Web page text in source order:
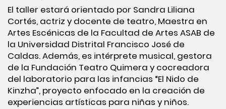
El taller estará orientado por Sandra Liliana
Cortés, actriz y docente de teatro, Maestra en
Artes Escénicas de la Facultad de Artes ASAB de
la Universidad Distrital Francisco José de
Caldas. Además, es intérprete musical, gestora
de la Fundación Teatro Quimera y cocreadora
del laboratorio para las infancias “El Nido de
Kinzha”, proyecto enfocado en la creación de
experiencias artísticas para niñas y niños.